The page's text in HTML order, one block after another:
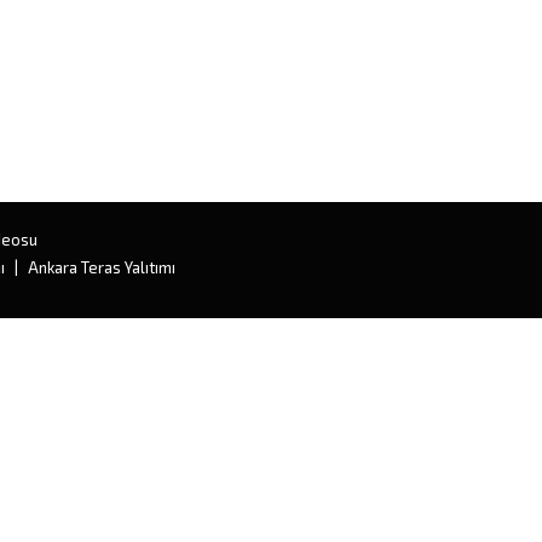
Ankara Teras Yalıtımı